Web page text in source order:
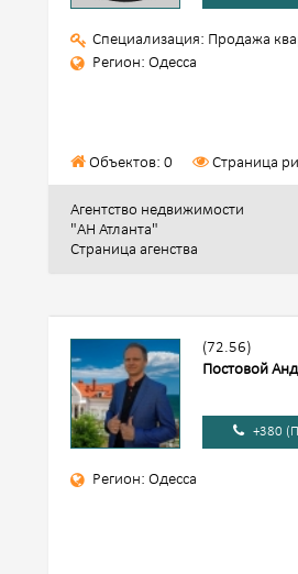
Специализация: Продажа
Регион: Одесса
Объектов: 0 Страница
Агентство недвижимости
"АН Атланта"
Страница агенства
(72.56)
Постовой
+380
Регион: Одесса